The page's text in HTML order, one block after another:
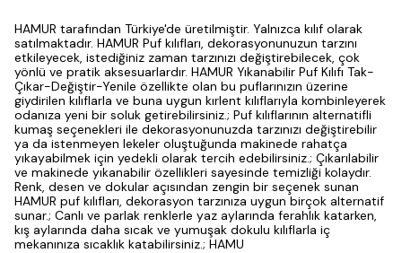
HAMUR tarafından Türkiye'de üretilmiştir. Yalnızca kılıf olarak
satılmaktadır. HAMUR Puf kılıfları, dekorasyonunuzun tarzını
etkileyecek, istediğiniz zaman tarzınızı değiştirebilecek, çok
yönlü ve pratik aksesuarlardır. HAMUR Yıkanabilir Puf Kılıfı Tak-
Çıkar-Değiştir-Yenile özellikte olan bu puflarınızın üzerine
giydirilen kılıflarla ve buna uygun kırlent kılıflarıyla kombinleyerek
odanıza yeni bir soluk getirebilirsiniz.; Puf kılıflarının alternatifli
kumaş seçenekleri ile dekorasyonunuzda tarzınızı değiştirebilir
ya da istenmeyen lekeler oluştuğunda makinede rahatça
yıkayabilmek için yedekli olarak tercih edebilirsiniz.; Çıkarılabilir
ve makinede yıkanabilir özellikleri sayesinde temizliği kolaydır.
Renk, desen ve dokular açısından zengin bir seçenek sunan
HAMUR puf kılıfları, dekorasyon tarzınıza uygun birçok alternatif
sunar.; Canlı ve parlak renklerle yaz aylarında ferahlık katarken,
kış aylarında daha sıcak ve yumuşak dokulu kılıflarla iç
mekanınıza sıcaklık katabilirsiniz.; HAMU